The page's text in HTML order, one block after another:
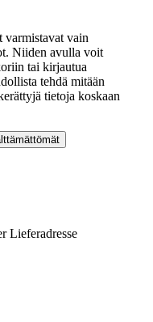
varmistavat vain
Niiden avulla voit
tai kirjautua
tehdä mitään
tietoja koskaan
Lieferadresse